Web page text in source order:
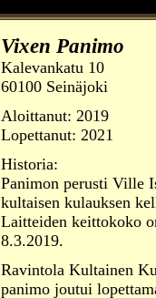
Vixen Panimo
Kalevankatu 10
60100 Seinäjoki
Aloittanut: 2019
Lopettanut: 2021
Historia:
Panimon perusti Ville
kultaisen kulauksen
Laitteiden keittokoko
8.3.2019.
Ravintola Kultainen
panimo joutui